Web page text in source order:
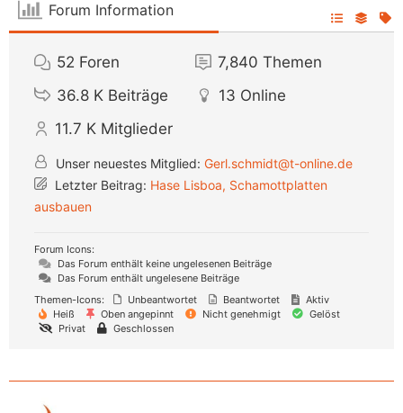
Forum Information
52 Foren 7,840 Themen
36.8 K Beiträge 13 Online
11.7 K Mitglieder
Unser neuestes Mitglied: Gerl.schmidt@t-online.de
Letzter Beitrag: Hase Lisboa, Schamottplatten
ausbauen
Forum Icons:
Das Forum enthält keine ungelesenen Beiträge
Das Forum enthält ungelesene Beiträge
Themen-Icons:
Unbeantwortet Beantwortet
Aktiv
Heiß
Oben angepinnt Nicht genehmigt
Gelöst
Privat
Geschlossen